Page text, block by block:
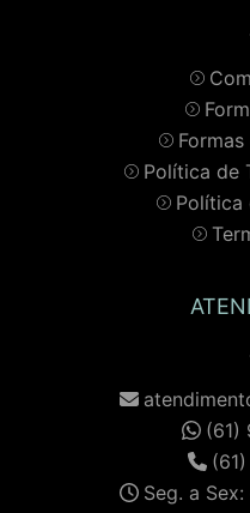
Política de
Política
(61)
Seg. a